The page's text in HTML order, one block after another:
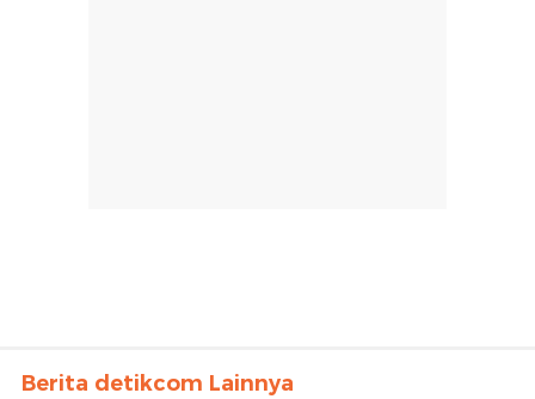
Berita detikcom Lainnya